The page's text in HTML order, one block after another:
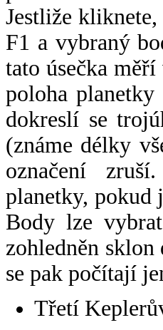
Jestliže
F1 a vybraný
tato úsečka
poloha
dokreslí se
(známe délky
označení
planetky, pokud
Body lze
zohledněn
se pak počítají
Třetí